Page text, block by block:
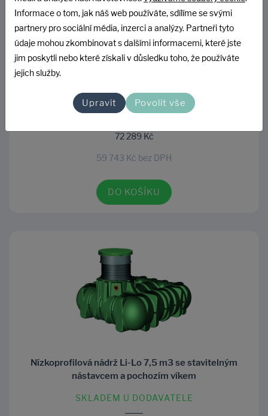
Nízkoprofilová nádrž Li-Lo 5 m3 se stavitelným
SKLADEM U DODAVATELE
72 289 Kč
59 743 Kč bez DPH
DO KOŠÍKU
Nízkoprofilová nádrž Li-Lo 7,5 m3 se stavitelným
nástavcem a pochozím víkem
SKLADEM U DODAVATELE
Informace o tom, jak náš web používáte, sdílíme se svými
partnery pro sociální média, inzerci a analýzy. Partneři tyto
údaje mohou zkombinovat s dalšími informacemi, které jste
jim poskytli nebo které získali v důsledku toho, že používáte
jejich služby.
Upravit Povolit vše